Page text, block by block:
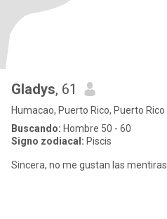
Gladys, 61
Humacao, Puerto Rico, Puerto Rico
Buscando: Hombre 50 - 60
Signo zodiacal: Piscis
Sincera, no me gustan las mentiras.